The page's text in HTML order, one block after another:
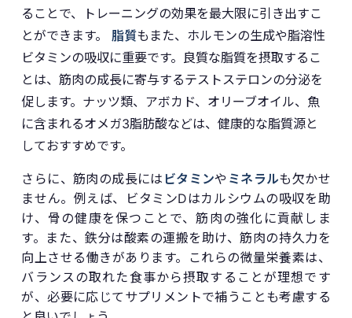
ることで、トレーニングの効果を最大限に引き出すこ
とができます。 脂質もまた、ホルモンの生成や脂溶性
ビタミンの吸収に重要です。良質な脂質を摂取するこ
とは、筋肉の成長に寄与するテストステロンの分泌を
促します。ナッツ類、アボカド、オリーブオイル、魚
に含まれるオメガ3脂肪酸などは、健康的な脂質源と
しておすすめです。
さらに、筋肉の成長には ビタミンや ミネラルも欠かせ
ません。例えば、ビタミンDはカルシウムの吸収を助
け、骨の健康を保つことで、筋肉の強化に貢献しま
す。また、鉄分は酸素の運搬を助け、筋肉の持久力を
向上させる働きがあります。これらの微量栄養素は、
バランスの取れた食事から摂取することが理想です
が、必要に応じてサプリメントで補うことも考慮する